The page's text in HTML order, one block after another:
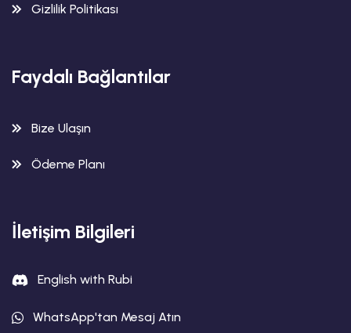
Gizlilik Politikası
Faydalı Bağlantılar
Bize Ulaşın
Ödeme Planı
İletişim Bilgileri
English with Rubi
WhatsApp'tan Mesaj Atın